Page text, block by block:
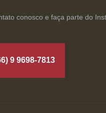
conosco e faça parte do
9 9698-7813